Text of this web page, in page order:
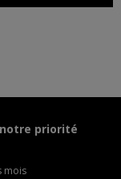
priorité
mois